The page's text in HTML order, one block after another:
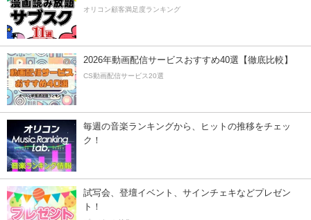
オリコン顧客満足度ランキング
2026年動画配信サービスおすすめ40選【徹底比較】
CS動画配信サービス20選
毎週の音楽ランキングから、ヒットの推移をチェッ
ク！
試写会、登壇イベント、サインチェキなどプレゼン
ト！